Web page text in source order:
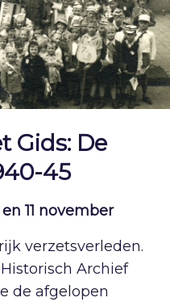
Gids: De
45
11 november
verzetsverleden.
Archief
de afgelopen